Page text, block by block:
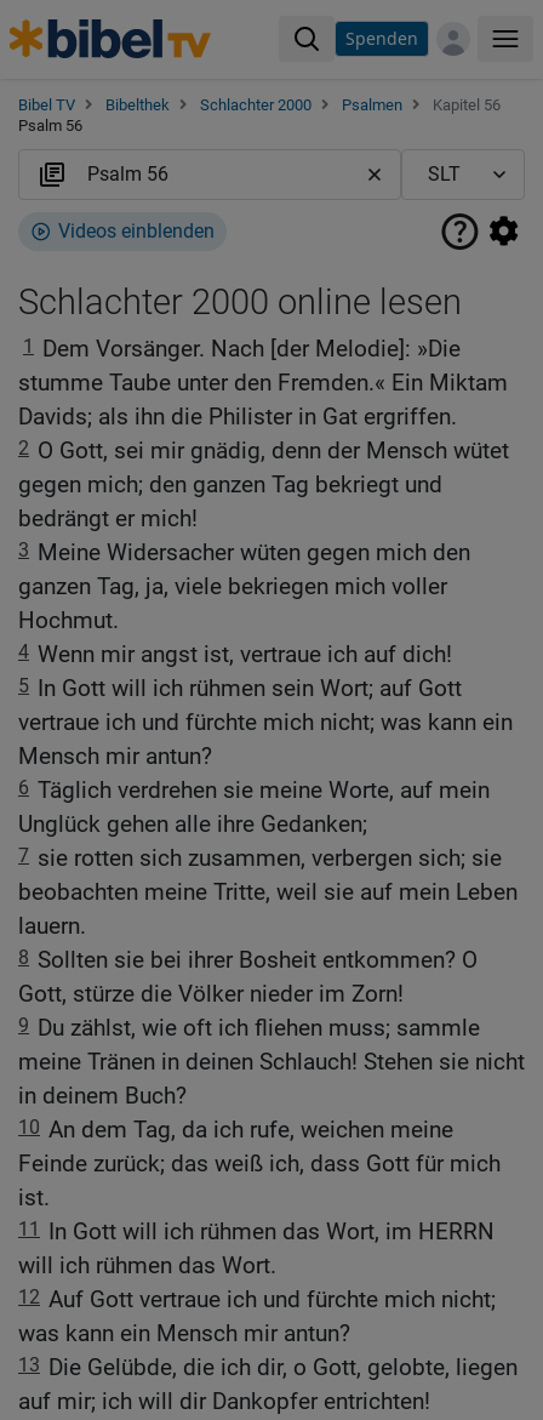
Spenden
Bibel TV Bibelthek Schlachter 2000 Psalmen
Kapitel 56
Psalm 56
Videos einblenden
Schlachter 2000 online lesen
1 Dem Vorsänger. Nach [der Melodie]: »Die
stumme Taube unter den Fremden.« Ein Miktam
Davids; als ihn die Philister in Gat ergriffen.
2 O Gott, sei mir gnädig, denn der Mensch wütet
gegen mich; den ganzen Tag bekriegt und
bedrängt er mich!
3 Meine Widersacher wüten gegen mich den
ganzen Tag, ja, viele bekriegen mich voller
Hochmut.
4 Wenn mir angst ist, vertraue ich auf dich!
5 In Gott will ich rühmen sein Wort; auf Gott
vertraue ich und fürchte mich nicht; was kann ein
Mensch mir antun?
6 Täglich verdrehen sie meine Worte, auf mein
Unglück gehen alle ihre Gedanken;
7 sie rotten sich zusammen, verbergen sich; sie
beobachten meine Tritte, weil sie auf mein Leben
lauern.
8 Sollten sie bei ihrer Bosheit entkommen? O
Gott, stürze die Völker nieder im Zorn!
9 Du zählst, wie oft ich fliehen muss; sammle
meine Tränen in deinen Schlauch! Stehen sie nicht
in deinem Buch?
10 An dem Tag, da ich rufe, weichen meine
Feinde zurück; das weiß ich, dass Gott für mich
ist.
11 In Gott will ich rühmen das Wort, im HERRN
will ich rühmen das Wort.
12 Auf Gott vertraue ich und fürchte mich nicht;
was kann ein Mensch mir antun?
13 Die Gelübde, die ich dir, o Gott, gelobte, liegen
auf mir; ich will dir Dankopfer entrichten!